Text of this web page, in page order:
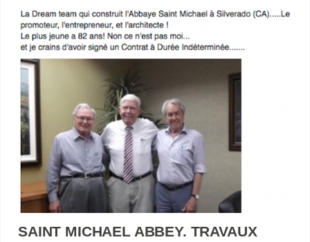
SAINT MICHAEL ABBEY. TRAVAUX